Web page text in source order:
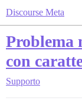
Discourse Meta
Problema
con
Supporto